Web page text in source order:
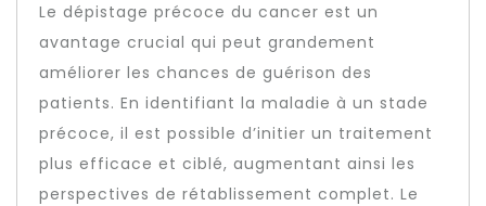
Le dépistage précoce du cancer est un
avantage crucial qui peut grandement
améliorer les chances de guérison des
patients. En identifiant la maladie à un stade
précoce, il est possible d’initier un traitement
plus efficace et ciblé, augmentant ainsi les
perspectives de rétablissement complet. Le